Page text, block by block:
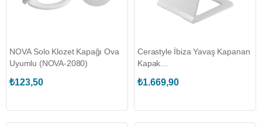
NOVA Solo Klozet Kapağı Ova
Uyumlu (NOVA-2080)
₺123,50
Cerastyle İbiza Yavaş Kapanan
Kapak
₺1.669,90